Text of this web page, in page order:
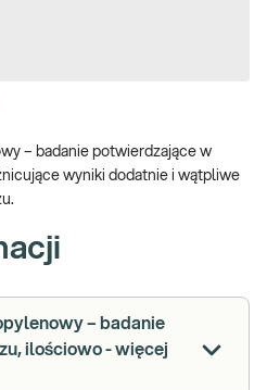
– badanie potwierdzające w
wyniki dodatnie i wątpliwe
– badanie
ilościowo - więcej